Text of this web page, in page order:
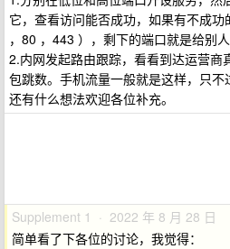
它，查看访问能否成功，如果有不成
，80 ，443 ），剩下的端口就是给别
2.内网发起路由跟踪，看看到达运营商
包跳数。手机流量一般就是这样，只不
还有什么想法欢迎各位补充。
Supplement 1 · 2022 年 8 月 28 日
简单看了下各位的讨论，我觉得：